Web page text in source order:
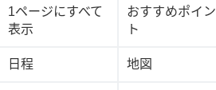
1ページにすべて
表示
おすすめポイン
ト
日程 地図